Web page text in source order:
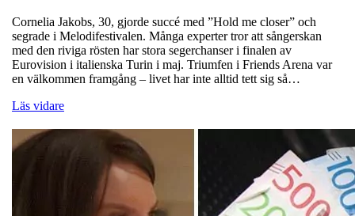
Cornelia Jakobs, 30, gjorde succé med ”Hold me closer” och
segrade i Melodifestivalen. Många experter tror att sångerskan
med den riviga rösten har stora segerchanser i finalen av
Eurovision i italienska Turin i maj. Triumfen i Friends Arena var
en välkommen framgång – livet har inte alltid tett sig så…
Läs vidare